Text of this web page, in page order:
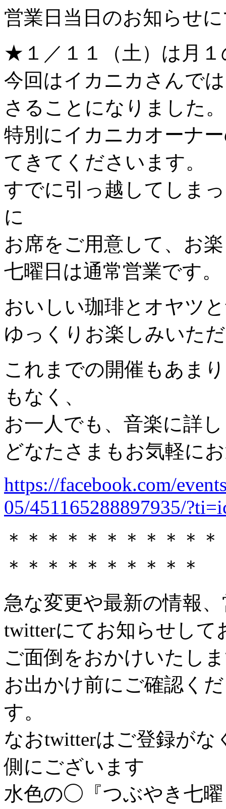
営業日当日のお知らせ
★１／１１（土）は月１
今回はイカニカさんで
さることになりました。
特別にイカニカオーナ
てきてくださいます。
すでに引っ越してしま
に
お席をご用意して、お
七曜日は通常営業です。
おいしい珈琲とオヤツ
ゆっくりお楽しみいた
これまでの開催もあま
もなく、
お一人でも、音楽に詳
どなたさまもお気軽に
https://facebook.com/
05/451165288897935/
＊＊＊＊＊＊＊＊＊＊
＊＊＊＊＊＊＊＊＊＊
急な変更や最新の情報
twitterにてお知らせして
ご面倒をおかけいたし
お出かけ前にご確認く
す。
なおtwitterはご登録がな
側にございます
水色の◯『つぶやき七